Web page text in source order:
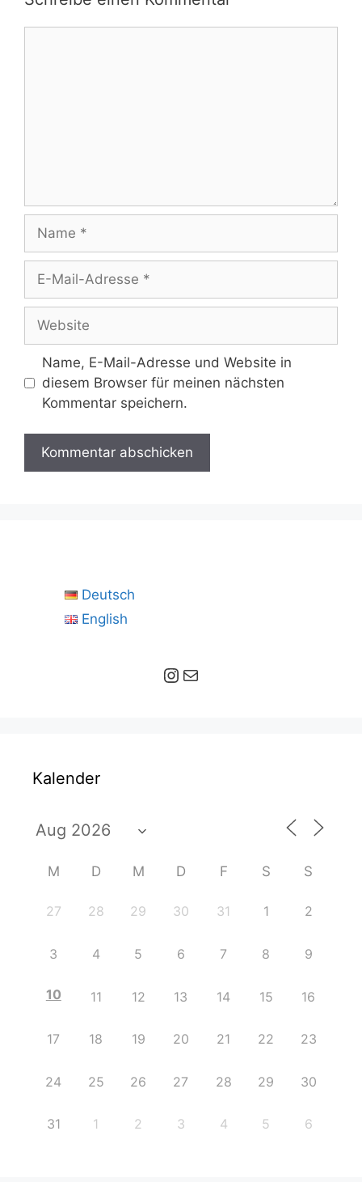
Mail-
Adresse
Name, E-Mail-Adresse und Website in
diesem Browser für meinen nächsten
Kommentar speichern.
Deutsch
English
Instagram E-Mail
Kalender
M D M D F S S
27 28 29 30 31 1 2
3 4 5 6 7 8 9
10 11 12 13 14 15 16
17 18 19 20 21 22 23
24 25 26 27 28 29 30
31 1 2 3 4 5 6